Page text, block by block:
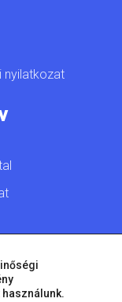
nyilatkozat